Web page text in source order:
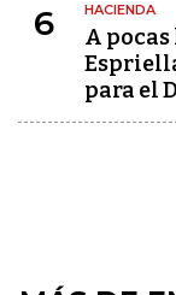
6 HACIENDA
A pocas
para el